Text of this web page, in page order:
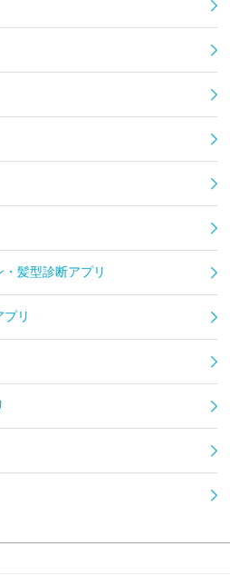
髪型診断アプリ
リ